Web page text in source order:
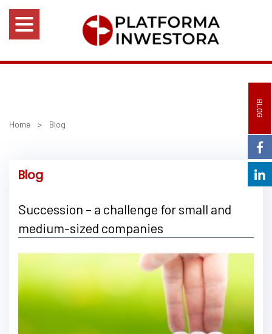
BLOG
Home > Blog
Blog
Succession – a challenge for small and
medium-sized companies